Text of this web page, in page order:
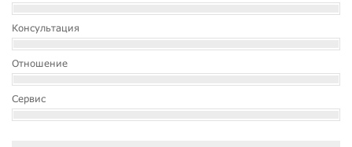
Консультация
Отношение
Сервис